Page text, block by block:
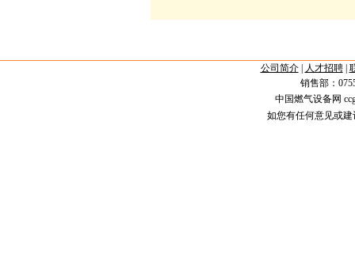
公司简介| 人才招聘|
销售部：
中国燃气设备网
如您有任何意见或